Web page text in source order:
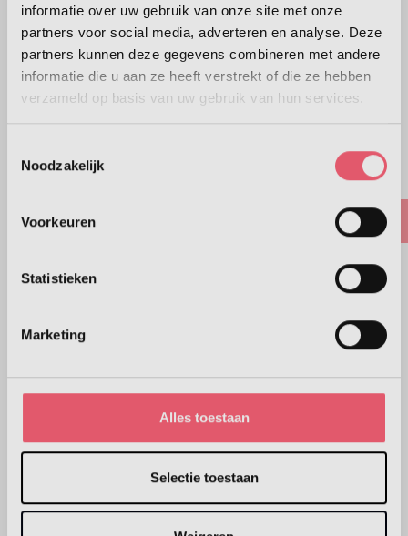
informatie over uw gebruik van onze site met onze
partners voor social media, adverteren en analyse. Deze
partners kunnen deze gegevens combineren met andere
informatie die u aan ze heeft verstrekt of die ze hebben
verzameld op basis van uw gebruik van hun services.
Noodzakelijk
Voorkeuren
Statistieken
Marketing
Alles toestaan
Selectie toestaan
€ 101,00
Aantal
Voeg toe
Misschien ook interessant ?
€ 5,00